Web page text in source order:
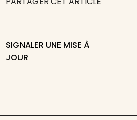
SIGNALER UNE MISE À
JOUR